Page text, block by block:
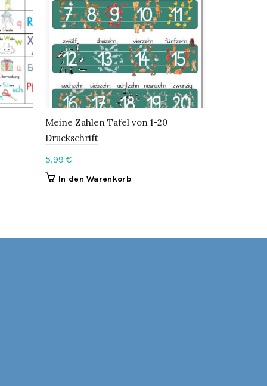
Meine Zahlen Tafel von 1-20
Druckschrift
5,99 €
In den Warenkorb